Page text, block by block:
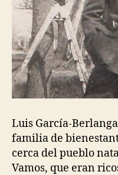
Luis García-
familia de
cerca del pueblo
Vamos, que eran